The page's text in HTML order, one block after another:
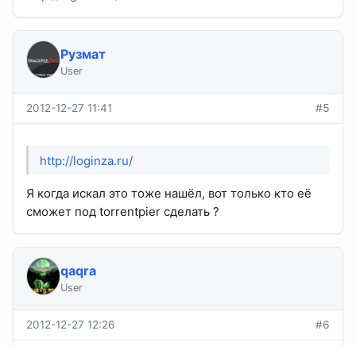
Рузмат
User
2012-12-27 11:41 #5
http://loginza.ru/
Я когда искал это тоже нашёл, вот только кто её
сможет под torrentpier сделать ?
qaqra
User
2012-12-27 12:26 #6